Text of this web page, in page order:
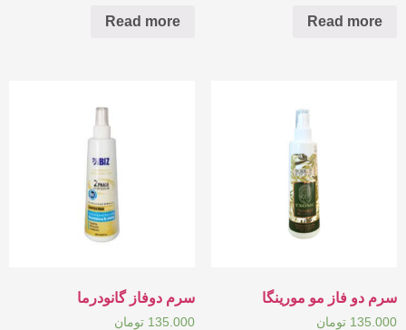
Read more
Read more
سرم دو فاز مو مورینگا
135.000 تومان
سرم دوفاز گانودرما
135.000 تومان